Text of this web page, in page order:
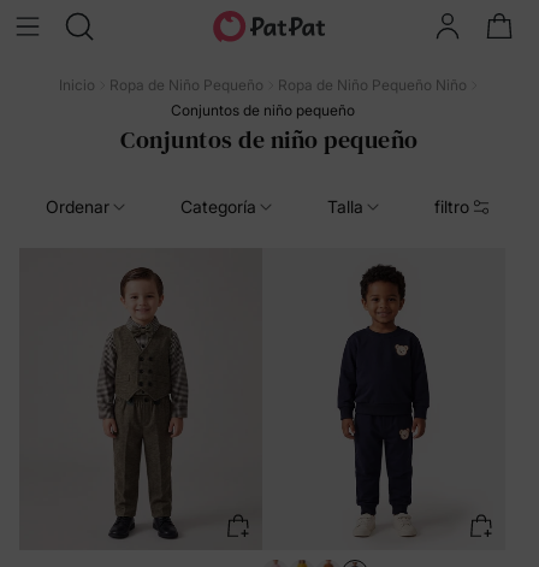
Inicio Ropa de Niño Pequeño
Ropa de Niño Pequeño Niño
Conjuntos de niño pequeño
Conjuntos de niño pequeño
Ordenar Categoría Talla filtro